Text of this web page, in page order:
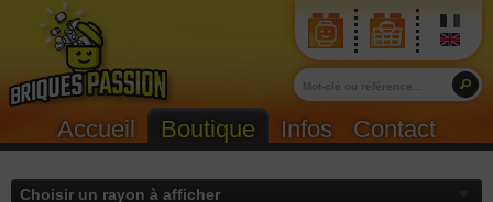
Accueil Boutique Infos Contact